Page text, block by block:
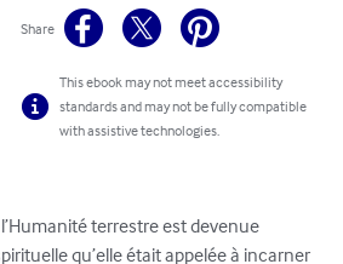
Share
This ebook may not meet accessibility
standards and may not be fully compatible
with assistive technologies.
terrestre est devenue
qu’elle était appelée à incarner